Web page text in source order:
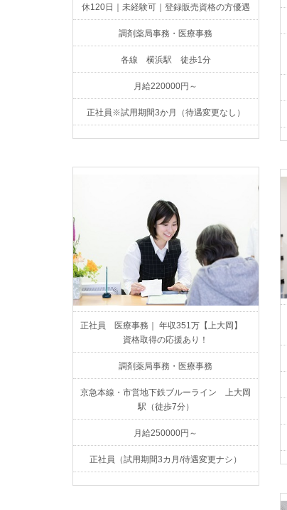
休120日｜未経験可｜登録販売資格の方優遇
調剤薬局事務・医療事務
各線 横浜駅 徒歩1分
月給220000円～
正社員※試用期間3か月（待遇変更なし）
正社員 医療事務｜ 年収351万【上大岡】
資格取得の応援あり！
調剤薬局事務・医療事務
京急本線・市営地下鉄ブルーライン 上大岡
駅（徒歩7分）
月給250000円～
正社員（試用期間3カ月/待遇変更ナシ）